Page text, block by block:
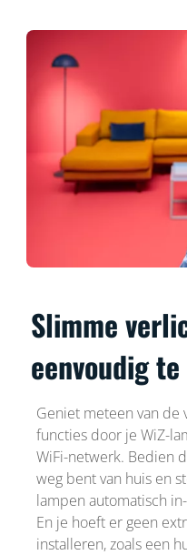
Slimme
eenvoudig
Geniet meteen van de
functies door je WiZ-
WiFi-netwerk. Bedien
weg bent van huis en
lampen automatisch
En je hoeft er geen
installeren, zoals een